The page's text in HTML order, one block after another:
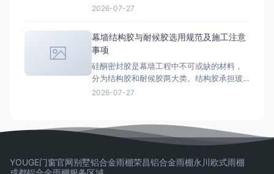
础。埋件的设计选型、安装质量和验收检测
分类与设计 预埋件是在主体结构混凝土浇筑
前放置在模板内的连接件，与混凝土形成整
体受力。幕墙预埋件主要分为平板
2026-07-27
幕墙结构胶与耐候胶选用规范及施工注意
事项
硅酮密封胶是幕墙工程中不可或缺的材料，
分为结构胶和耐候胶两大类。结构胶承担玻
璃与型材之间的结构粘结，耐候胶负责幕墙
构胶性能要求 幕墙结构胶必须符合GB
16776-2005《建筑用硅酮结构密封胶》标
2026-07-27
YOUGE门窗官网别墅铝合金雨棚荣昌铝合金雨棚永川欧式雨棚